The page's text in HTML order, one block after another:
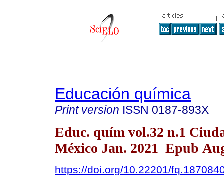
Educación química
Print version ISSN 0187-893X
Educ. quím vol.32 n.1
México Jan. 2021 Epub
https://doi.org/10.22201/